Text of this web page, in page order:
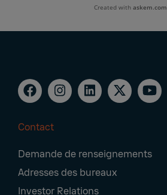
Created withaskem.com
Navigation
Contact
Demande de renseignements
Adresses des bureaux
Investor Relations